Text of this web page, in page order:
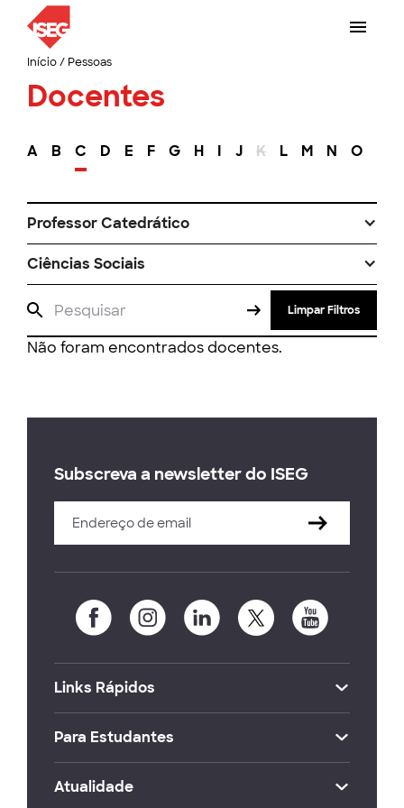
Início/ Pessoas
Docentes
A B C D E F G H I J K L M N O
Professor Catedrático
Ciências Sociais
Limpar Filtros
Não foram encontrados docentes.
Subscreva a newsletter do ISEG
Links Rápidos
Para Estudantes
Atualidade